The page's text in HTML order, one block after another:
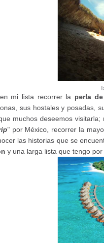
mi lista recorrer la perla
sus hostales y posadas,
muchos deseemos
" por México, recorrer la
las historias que se
y una larga lista que tengo por